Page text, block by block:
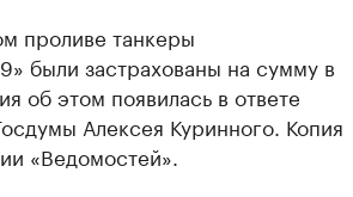
проливе танкеры
были застрахованы на сумму в
об этом появилась в ответе
Алексея Куринного. Копия
«Ведомостей».